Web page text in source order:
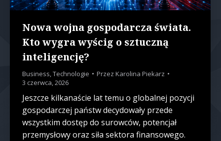
Nowa wojna gospodarcza świata.
Kto wygra wyścig o sztuczną
inteligencję?
Business,Technologie Przez Karolina Piekarz
3 czerwca, 2026
Jeszcze kilkanaście lat temu o globalnej pozycji
gospodarczej państw decydowały przede
wszystkim dostęp do surowców, potencjał
przemysłowy oraz siła sektora finansowego.